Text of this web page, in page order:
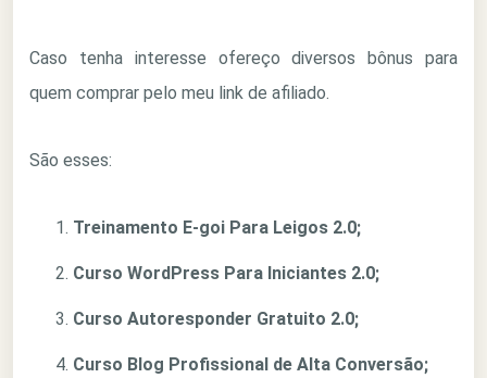
Caso tenha interesse ofereço diversos bônus para
quem comprar pelo meu link de afiliado.
São esses:
Treinamento E-goi Para Leigos 2.0;
Curso WordPress Para Iniciantes 2.0;
Curso Autoresponder Gratuito 2.0;
Curso Blog Profissional de Alta Conversão;